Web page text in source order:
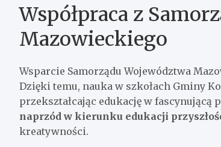
Współpraca z
Mazowieckiego
Wsparcie Samorządu Województwa
Dzięki temu, nauka w szkołach Gminy
przekształcając edukację w
naprzód w kierunku edukacji
kreatywności.